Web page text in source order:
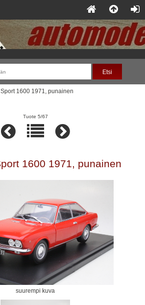
1600 1971, punainen
Tuote 5/67
1600 1971, punainen
suurempi kuva